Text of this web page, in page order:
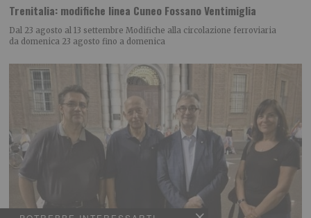
Trenitalia: modifiche linea Cuneo Fossano Ventimiglia
Dal 23 agosto al 13 settembre Modifiche alla circolazione ferroviaria
da domenica 23 agosto fino a domenica